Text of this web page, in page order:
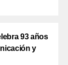
93 años
y